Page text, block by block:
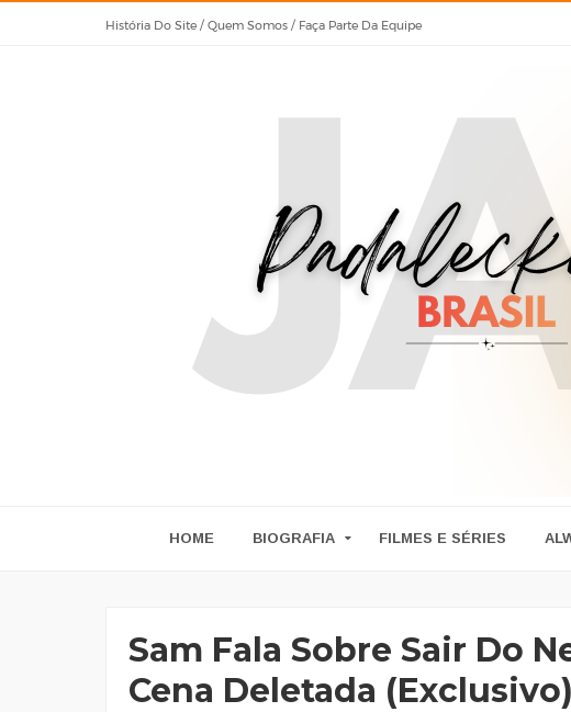
História Do Site / Quem Somos / Faça Parte Da Equipe
HOME BIOGRAFIA FILMES E SÉRIES
Sam Fala Sobre Sair Do
Cena Deletada (exclusivo)